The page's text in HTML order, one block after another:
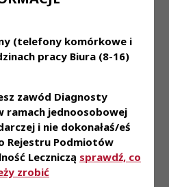
(telefony komórkowe i
pracy Biura (8-16)
zawód Diagnosty
ramach jednoosobowej
i nie dokonałaś/eś
Rejestru Podmiotów
Leczniczą sprawdź, co
zrobić
diagnosty laboratoryjnego
zgodnie z ustawą,
o pracę
etat
asystent/ młodszy